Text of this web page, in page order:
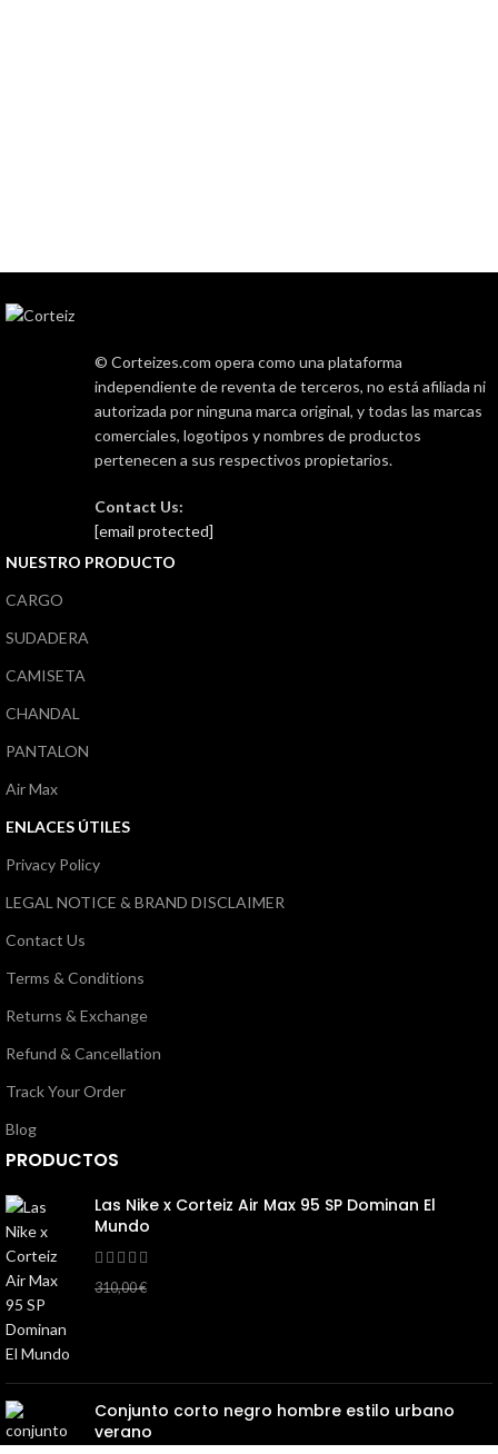
© Corteizes.com opera como una plataforma
independiente de reventa de terceros, no está afiliada ni
autorizada por ninguna marca original, y todas las marcas
comerciales, logotipos y nombres de productos
pertenecen a sus respectivos propietarios.
Contact Us:
[email protected]
NUESTRO PRODUCTO
CARGO
SUDADERA
CAMISETA
CHANDAL
PANTALON
Air Max
ENLACES ÚTILES
Privacy Policy
LEGAL NOTICE & BRAND DISCLAIMER
Contact Us
Terms & Conditions
Returns & Exchange
Refund & Cancellation
Track Your Order
Blog
PRODUCTOS
Las Nike x Corteiz Air Max 95 SP Dominan El
Mundo
310,00€
Conjunto corto negro hombre estilo urbano
verano